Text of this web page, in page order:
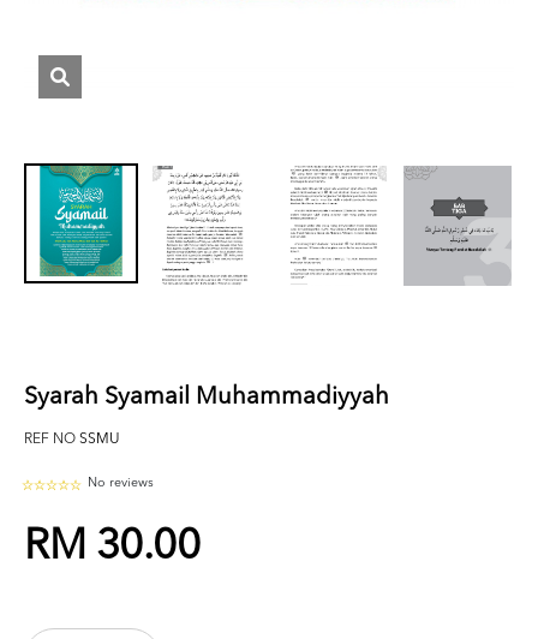
Syarah Syamail Muhammadiyyah
REF NO SSMU
No reviews
RM 30.00